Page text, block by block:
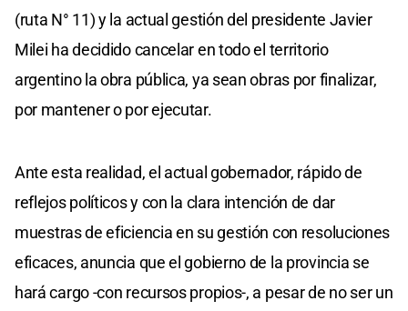
(ruta N° 11) y la actual gestión del presidente Javier
Milei ha decidido cancelar en todo el territorio
argentino la obra pública, ya sean obras por finalizar,
por mantener o por ejecutar.
Ante esta realidad, el actual gobernador, rápido de
reflejos políticos y con la clara intención de dar
muestras de eficiencia en su gestión con resoluciones
eficaces, anuncia que el gobierno de la provincia se
hará cargo -con recursos propios-, a pesar de no ser un